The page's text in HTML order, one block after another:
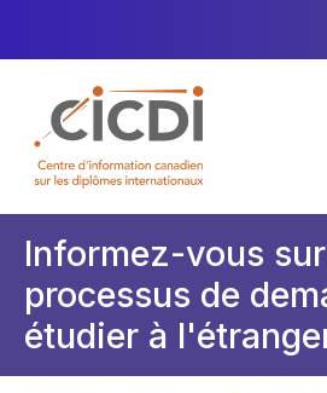
Informez-vous
processus de
étudier à